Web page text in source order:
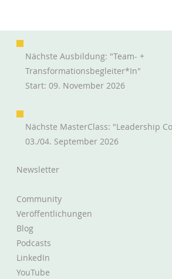
Newsletter
Community
Veröffentlichungen
Blog
Podcasts
LinkedIn
YouTube
Nächste Ausbildung: "Team- +
Transformationsbegleiter*in"
Start: 09. November 2026
Nächste MasterClass: "Leadership
03./04. September 2026